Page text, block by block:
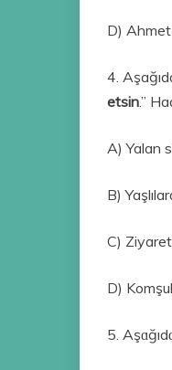
D) Ahmet
4.
etsin.”
A) Yalan
B)
C)
D)
5.